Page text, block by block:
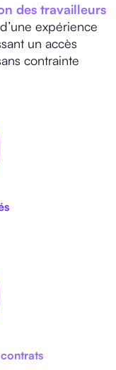
des travailleurs
expérience
un accès
contrainte